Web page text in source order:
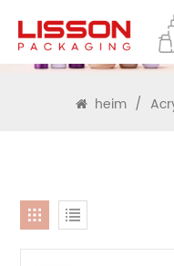
heim /